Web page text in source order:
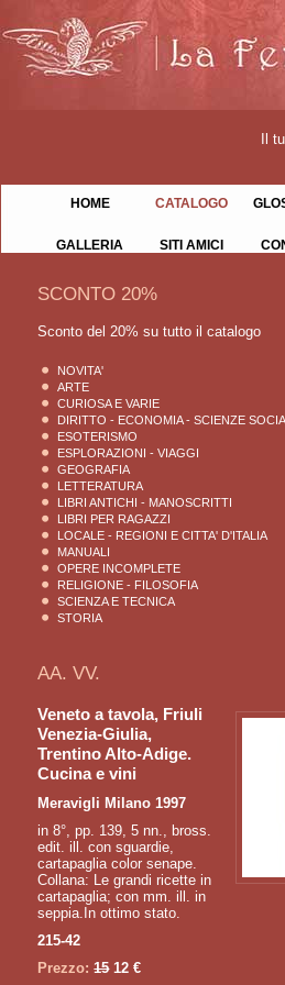
Il
HOME CATALOGO
GALLERIA SITI AMICI
SCONTO 20%
Sconto del 20% su tutto il catalogo
NOVITA'
ARTE
CURIOSA E VARIE
DIRITTO - ECONOMIA - SCIENZE
ESOTERISMO
ESPLORAZIONI - VIAGGI
GEOGRAFIA
LETTERATURA
LIBRI ANTICHI - MANOSCRITTI
LIBRI PER RAGAZZI
LOCALE - REGIONI E CITTA' D'ITALIA
MANUALI
OPERE INCOMPLETE
RELIGIONE - FILOSOFIA
SCIENZA E TECNICA
STORIA
AA. VV.
Veneto a tavola, Friuli
Venezia-Giulia,
Trentino Alto-Adige.
Cucina e vini
Meravigli Milano 1997
in 8°, pp. 139, 5 nn., bross.
edit. ill. con sguardie,
cartapaglia color senape.
Collana: Le grandi ricette in
cartapaglia; con mm. ill. in
seppia.In ottimo stato.
215-42
Prezzo: 1512 €